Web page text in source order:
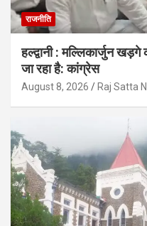
राजनीति
हल्द्वानी : मल्लिकार्जुन
जा रहा है: कांग्रेस
August 8, 2026 Raj Satta